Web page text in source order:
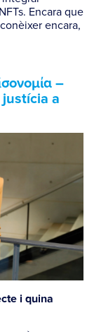
Encara que
encara,
–
justícia a
i quina